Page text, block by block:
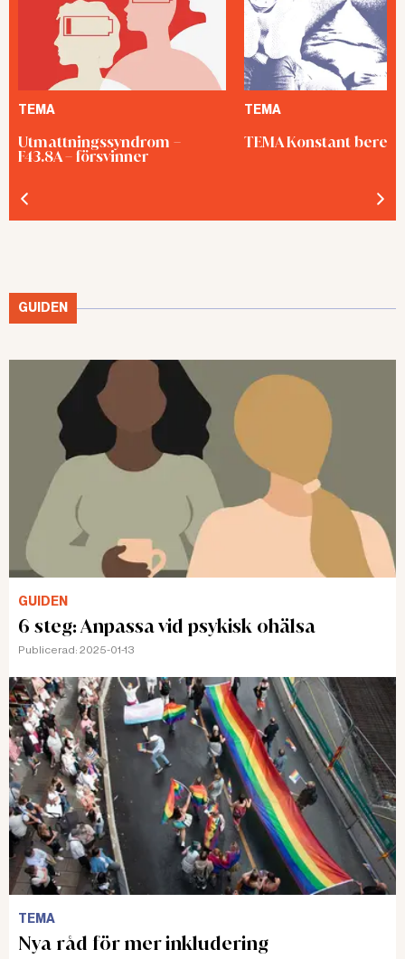
TEMA
Utmattningssyndrom –
F43.8A – försvinner
TEMA
TEMA Konstant
GUIDEN
GUIDEN
6 steg: Anpassa vid psykisk ohälsa
Publicerad: 2025-01-13
TEMA
Nya råd för mer inkludering